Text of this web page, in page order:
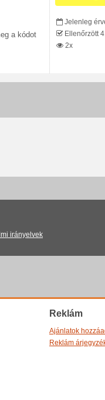
a kódot
Jelenleg
Ellenőrzött
2x
irányelvek
Reklám
Ajánlatok
Reklám